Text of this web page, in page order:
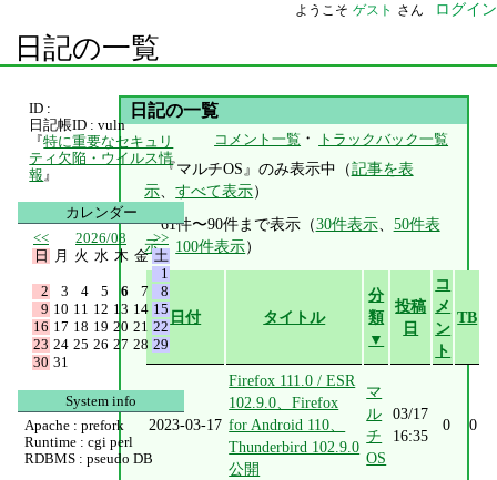
ようこそ ゲスト さん ログイン
日記の一覧
日記の一覧
コメント一覧 ・ トラックバック一覧
『マルチOS』のみ表示中（記事を表
示、すべて表示）
61件〜90件まで表示（30件表示、 50件表
示、 100件表示）
日付 タイトル
分
類
▼
投稿
日
コ
メ
ン
ト
TB
2023-03-17
Firefox 111.0 / ESR
102.9.0、Firefox
for Android 110、
Thunderbird 102.9.0
公開
マ
ル
チ
OS
03/17
16:35
0 0
ID :
日記帳ID : vuln
『特に重要なセキュリ
ティ欠陥・ウイルス情
報 』
カレンダー
<<
2026/08
>>
日
月 火 水 木 金 土
1
2
3 4 5 6 7
8
9 10 11 12 13 14 15
16 17 18 19 20 21 22
23 24 25 26 27 28 29
30 31
System info
Apache : prefork
Runtime : cgi perl
RDBMS : pseudo DB